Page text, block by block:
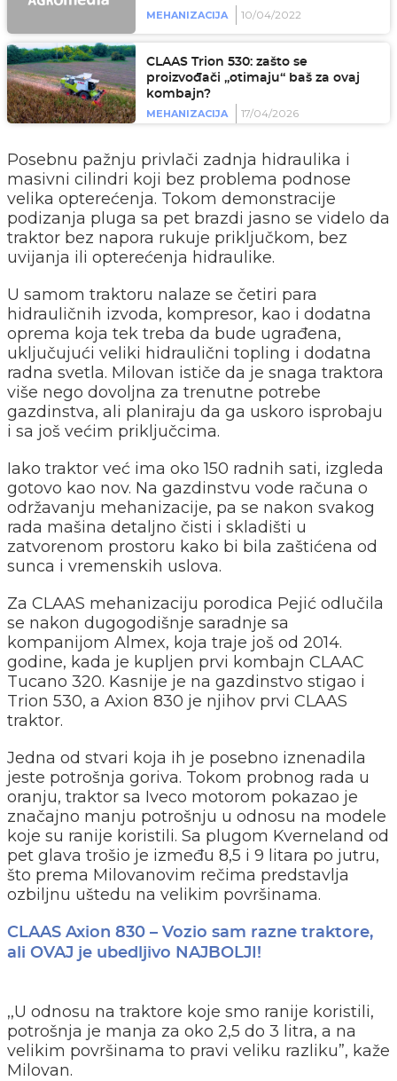
MEHANIZACIJA 10/04/2022
CLAAS Trion 530: zašto se
proizvođači „otimaju“ baš za ovaj
kombajn?
MEHANIZACIJA
17/04/2026
Posebnu pažnju privlači zadnja hidraulika i
masivni cilindri koji bez problema podnose
velika opterećenja. Tokom demonstracije
podizanja pluga sa pet brazdi jasno se videlo da
traktor bez napora rukuje priključkom, bez
uvijanja ili opterećenja hidraulike.
U samom traktoru nalaze se četiri para
hidrauličnih izvoda, kompresor, kao i dodatna
oprema koja tek treba da bude ugrađena,
uključujući veliki hidraulični topling i dodatna
radna svetla. Milovan ističe da je snaga traktora
više nego dovoljna za trenutne potrebe
gazdinstva, ali planiraju da ga uskoro isprobaju
i sa još većim priključcima.
Iako traktor već ima oko 150 radnih sati, izgleda
gotovo kao nov. Na gazdinstvu vode računa o
održavanju mehanizacije, pa se nakon svakog
rada mašina detaljno čisti i skladišti u
zatvorenom prostoru kako bi bila zaštićena od
sunca i vremenskih uslova.
Za CLAAS mehanizaciju porodica Pejić odlučila
se nakon dugogodišnje saradnje sa
kompanijom Almex, koja traje još od 2014.
godine, kada je kupljen prvi kombajn CLAAC
Tucano 320. Kasnije je na gazdinstvo stigao i
Trion 530, a Axion 830 je njihov prvi CLAAS
traktor.
Jedna od stvari koja ih je posebno iznenadila
jeste potrošnja goriva. Tokom probnog rada u
oranju, traktor sa Iveco motorom pokazao je
značajno manju potrošnju u odnosu na modele
koje su ranije koristili. Sa plugom Kverneland od
pet glava trošio je između 8,5 i 9 litara po jutru,
što prema Milovanovim rečima predstavlja
ozbiljnu uštedu na velikim površinama.
CLAAS Axion 830 – Vozio sam razne traktore,
ali OVAJ je ubedljivo NAJBOLJI!
,,U odnosu na traktore koje smo ranije koristili,
potrošnja je manja za oko 2,5 do 3 litra, a na
velikim površinama to pravi veliku razliku”, kaže
Milovan.